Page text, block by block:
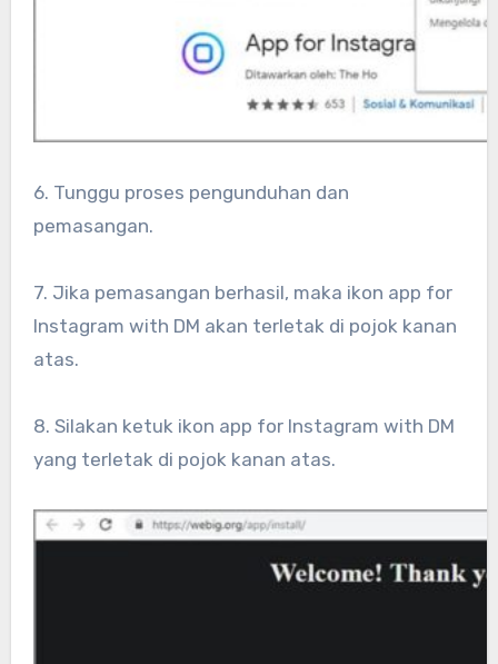
6. Tunggu proses pengunduhan dan
pemasangan.
7. Jika pemasangan berhasil, maka ikon app for
Instagram with DM akan terletak di pojok kanan
atas.
8. Silakan ketuk ikon app for Instagram with DM
yang terletak di pojok kanan atas.